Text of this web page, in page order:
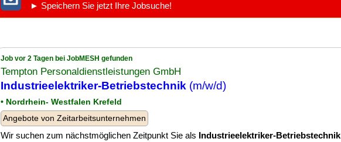
► Speichern Sie jetzt Ihre Jobsuche!
Job vor 2 Tagen bei JobMESH gefunden
Tempton Personaldienstleistungen GmbH
Industrieelektriker-Betriebstechnik (m/w/d)
• Nordrhein- Westfalen Krefeld
Angebote von Zeitarbeitsunternehmen
Wir suchen zum nächstmöglichen Zeitpunkt Sie als Industrieelektriker-Betriebstechnik